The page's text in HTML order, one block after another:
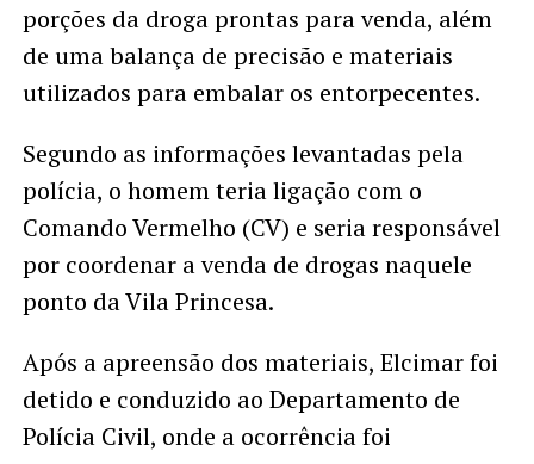
porções da droga prontas para venda, além
de uma balança de precisão e materiais
utilizados para embalar os entorpecentes.
Segundo as informações levantadas pela
polícia, o homem teria ligação com o
Comando Vermelho (CV) e seria responsável
por coordenar a venda de drogas naquele
ponto da Vila Princesa.
Após a apreensão dos materiais, Elcimar foi
detido e conduzido ao Departamento de
Polícia Civil, onde a ocorrência foi